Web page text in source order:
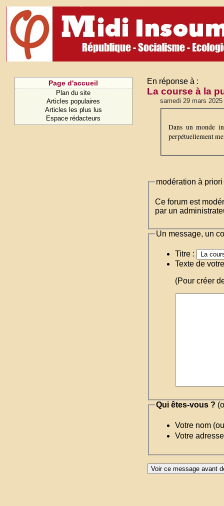
Page d'accueil
Plan du site
Articles populaires
Articles les plus lus
Espace rédacteurs
En réponse à :
La course à la
samedi 29 mars
Dans un monde
perpétuellement
modération à priori
Ce forum est
par un
Un message, un
Titre :
Texte de
(Pour créer
Qui êtes-vous ?
Votre nom
Votre